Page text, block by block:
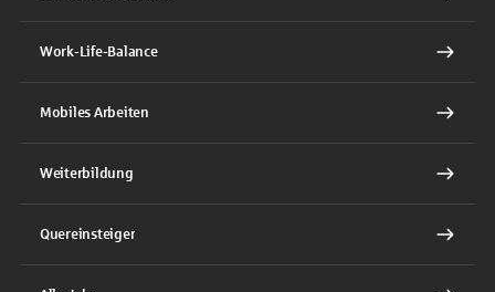
Work-Life-Balance
Mobiles Arbeiten
Weiterbildung
Quereinsteiger